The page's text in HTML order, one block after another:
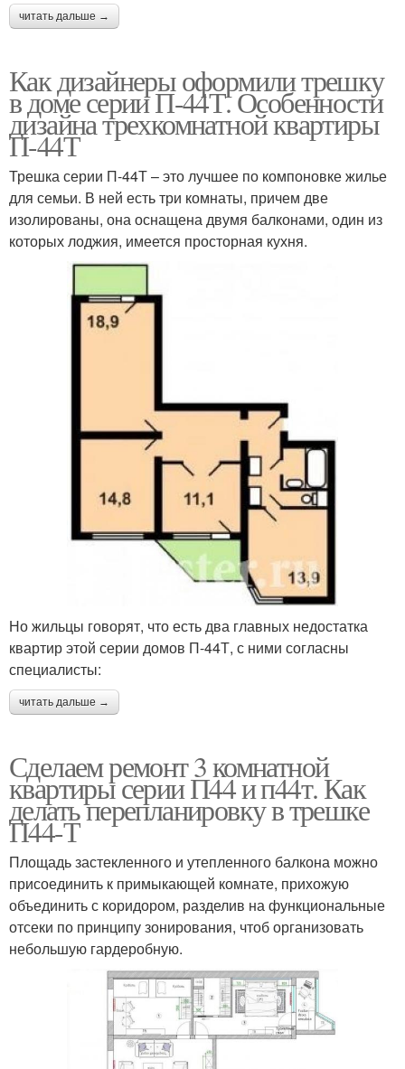
читать дальше →
Как дизайнеры оформили трешку
в доме серии П-44Т. Особенности
дизайна трехкомнатной квартиры
П-44Т
Трешка серии П-44Т – это лучшее по компоновке жилье
для семьи. В ней есть три комнаты, причем две
изолированы, она оснащена двумя балконами, один из
которых лоджия, имеется просторная кухня.
Но жильцы говорят, что есть два главных недостатка
квартир этой серии домов П-44Т, с ними согласны
специалисты:
читать дальше →
Сделаем ремонт 3 комнатной
квартиры серии П44 и п44т. Как
делать перепланировку в трешке
П44-Т
Площадь застекленного и утепленного балкона можно
присоединить к примыкающей комнате, прихожую
объединить с коридором, разделив на функциональные
отсеки по принципу зонирования, чтоб организовать
небольшую гардеробную.